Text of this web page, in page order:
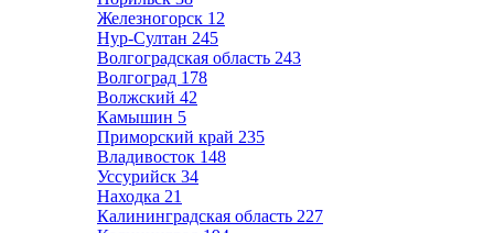
Железногорск 12
Нур-Султан 245
Волгоградская область 243
Волгоград 178
Волжский 42
Камышин 5
Приморский край 235
Владивосток 148
Уссурийск 34
Находка 21
Калининградская область 227